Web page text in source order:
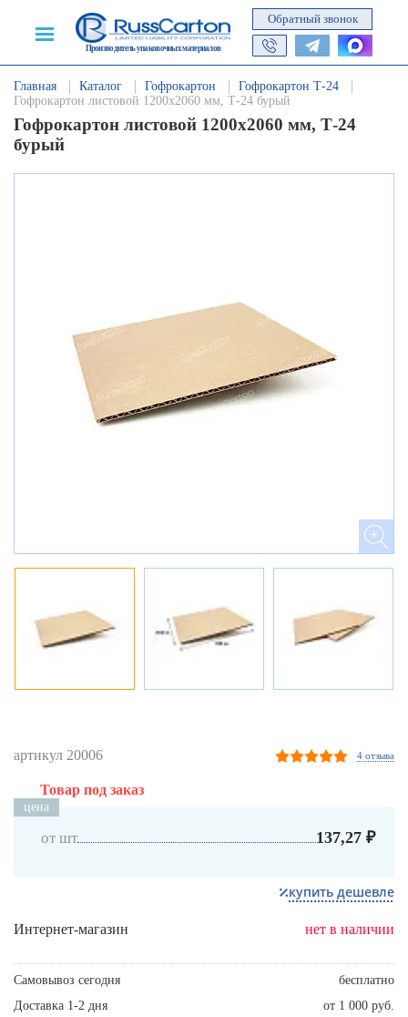
Производитель упаковочных материалов
Обратный звонок
Главная Каталог Гофрокартон
Гофрокартон Т-24
Гофрокартон листовой 1200х2060 мм, Т-24 бурый
Гофрокартон листовой 1200х2060 мм, Т-24
бурый
артикул 20006 4 отзыва
Товар под заказ
цена
от шт 137,27 ₽
купить дешевле
Интернет-магазин нет в наличии
Самовывоз сегодня
бесплатно
Доставка 1-2 дня
от 1 000 руб.